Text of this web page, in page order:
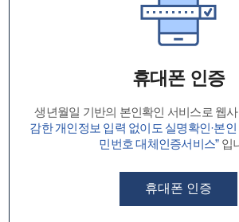
휴대폰 인증
생년월일 기반의 본인확인 서비스로 웹
감한 개인정보 입력 없이도 실명확인·본인
민번호 대체인증서비스”입
휴대폰 인증